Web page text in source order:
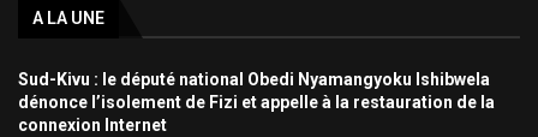
A LA UNE
Sud-Kivu : le député national Obedi Nyamangyoku Ishibwela
dénonce l’isolement de Fizi et appelle à la restauration de la
connexion Internet